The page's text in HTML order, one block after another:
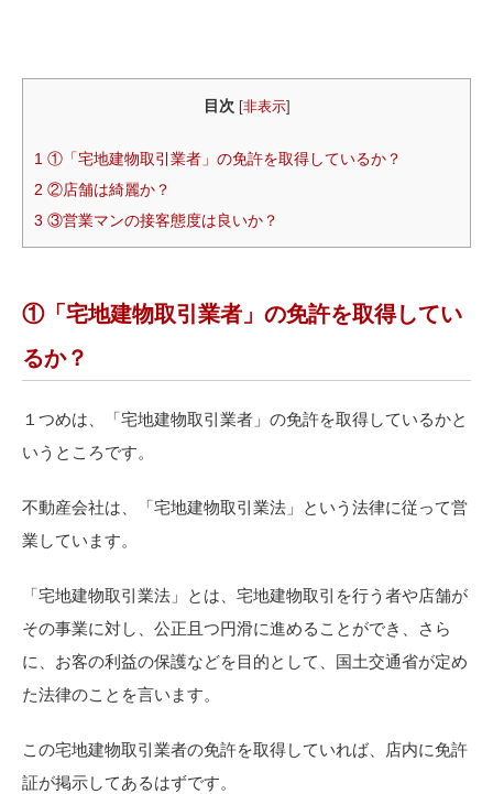
目次 [非表示]
1 ①「宅地建物取引業者」の免許を取得しているか？
2 ②店舗は綺麗か？
3 ③営業マンの接客態度は良いか？
①「宅地建物取引業者」の免許を取得してい
るか？
１つめは、「宅地建物取引業者」の免許を取得しているかと
いうところです。
不動産会社は、「宅地建物取引業法」という法律に従って営
業しています。
「宅地建物取引業法」とは、宅地建物取引を行う者や店舗が
その事業に対し、公正且つ円滑に進めることができ、さら
に、お客の利益の保護などを目的として、国土交通省が定め
た法律のことを言います。
この宅地建物取引業者の免許を取得していれば、店内に免許
証が掲示してあるはずです。